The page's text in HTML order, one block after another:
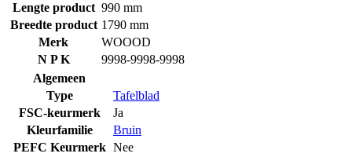
Lengte product 990 mm
Breedte product 1790 mm
Merk
WOOOD
N P K
9998-9998-9998
Algemeen
Type
Tafelblad
FSC-keurmerk
Ja
Kleurfamilie
Bruin
PEFC Keurmerk Nee